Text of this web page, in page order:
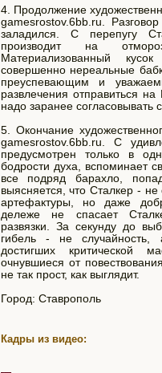
4. Продолжение
gamesrostov.6bb.ru.
заладился. С перепугу
производит на
Материализованный
совершенно нереальные
преуспевающим и
развлечения отправиться
надо заранее
5. Окончание
gamesrostov.6bb.ru. С
предусмотрен только в
бодрости духа, вспоминает
все подряд барахло,
выясняется, что Сталкер -
артефактуры, но даже
дележе не спасает
развязки. За секунду до
гибель - не случайность,
достигших критической
очнувшиеся от
не так прост, как выглядит.
Город: Ставрополь
Кадры из видео: